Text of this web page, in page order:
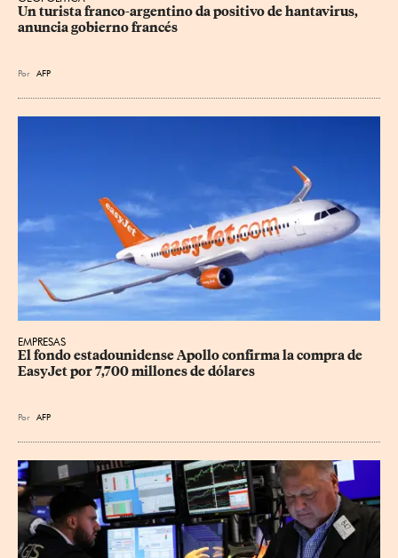
Un turista franco-argentino da positivo de hantavirus,
anuncia gobierno francés
Por AFP
EMPRESAS
El fondo estadounidense Apollo confirma la compra de
EasyJet por 7,700 millones de dólares
Por AFP